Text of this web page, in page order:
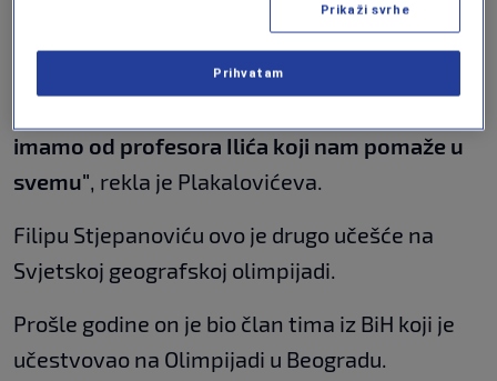
"Sve smo podredili ovom takmičenju, tako da
raspusta nismo ni imali. Svaki dan smo u školi
imamo od profesora Ilića koji nam pomaže u
svemu" , rekla je Plakalovićeva.
Filipu Stjepanoviću ovo je drugo učešće na
Svjetskoj geografskoj olimpijadi.
Prošle godine on je bio član tima iz BiH koji je
učestvovao na Olimpijadi u Beogradu.
Prikaži svrhe
Prihvatam